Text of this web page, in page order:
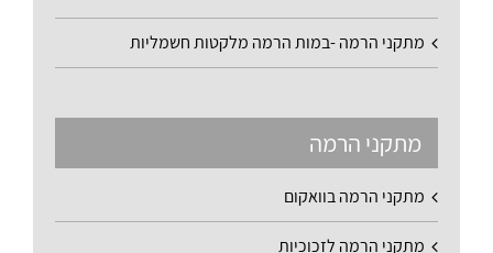
מתקני הרמה -במות הרמה מלקטות חשמליות
מתקני הרמה
מתקני הרמה בוואקום
מתקני הרמה לזכוכיות